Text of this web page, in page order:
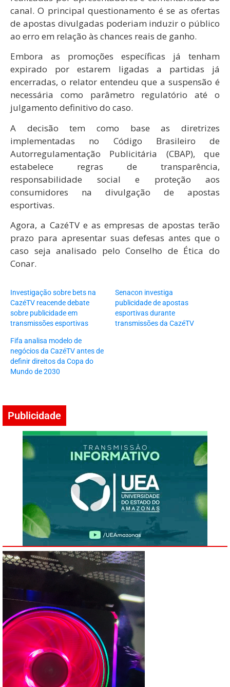
canal. O principal questionamento é se as ofertas
de apostas divulgadas poderiam induzir o público
ao erro em relação às chances reais de ganho.
Embora as promoções específicas já tenham
expirado por estarem ligadas a partidas já
encerradas, o relator entendeu que a suspensão é
necessária como parâmetro regulatório até o
julgamento definitivo do caso.
A decisão tem como base as diretrizes
implementadas no Código Brasileiro de
Autorregulamentação Publicitária (CBAP), que
estabelece regras de transparência,
responsabilidade social e proteção aos
consumidores na divulgação de apostas
esportivas.
Agora, a CazéTV e as empresas de apostas terão
prazo para apresentar suas defesas antes que o
caso seja analisado pelo Conselho de Ética do
Conar.
Investigação sobre bets na
CazéTV reacende debate
sobre publicidade em
transmissões esportivas
Senacon investiga
publicidade de apostas
esportivas durante
transmissões da CazéTV
Fifa analisa modelo de
negócios da CazéTV antes de
definir direitos da Copa do
Mundo de 2030
Publicidade